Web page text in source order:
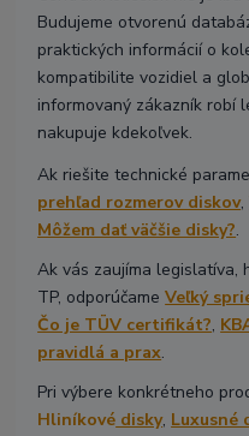
Budujeme otvorenú
praktických informácií o
kompatibilite vozidiel a
informovaný zákazník robí
nakupuje kdekoľvek.
Ak riešite technické
prehľad rozmerov diskov,
Môžem dať väčšie disky?.
Ak vás zaujíma legislatíva,
TP, odporúčameVeľký
Čo je TÜV certifikát?,
pravidlá a prax.
Pri výbere konkrétneho
Hliníkové disky, Luxusné